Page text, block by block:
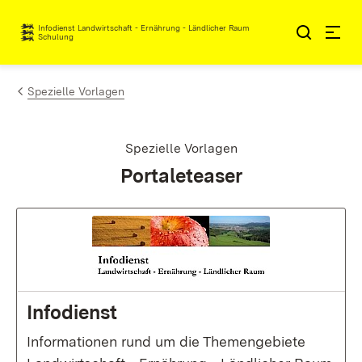
Zum Inhalt springen
Infodienst Landwirtschaft - Ernährung - Ländlicher Raum
Schulung
Spezielle Vorlagen
Spezielle Vorlagen
Portaleteaser
Infodienst
Informationen rund um die Themengebiete